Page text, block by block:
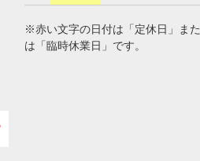
※赤い文字の日付は「定休日」また
は「臨時休業日」です。